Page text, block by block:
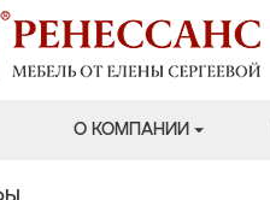
О КОМПАНИИ